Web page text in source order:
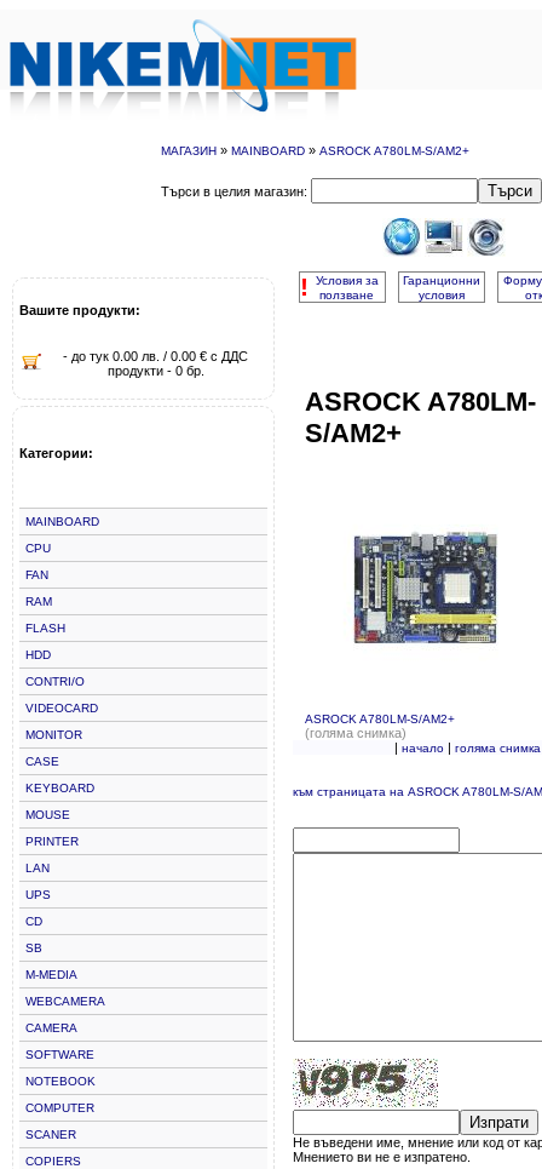
МАГАЗИН » MAINBOARD » ASROCK A780LM-S/AM2+
Търси в целия магазин: Търси
Вашите продукти:
- до тук 0.00 лв. / 0.00 € с ДДС
продукти - 0 бр.
Категории:
MAINBOARD
CPU
FAN
RAM
FLASH
HDD
CONTRI/O
VIDEOCARD
MONITOR
CASE
KEYBOARD
MOUSE
PRINTER
LAN
UPS
CD
SB
M-MEDIA
WEBCAMERA
CAMERA
SOFTWARE
NOTEBOOK
COMPUTER
SCANER
COPIERS
!
Условия за
ползване
Гаранционни
условия
ASROCK A780LM-
S/AM2+
ASROCK A780LM-S/AM2+
(голяма снимка)
| начало| голяма снимка
към страницата на ASROCK A780LM-S/
Изпрати
Не въведени име, мнение или код от
Мнението ви не е изпратено.